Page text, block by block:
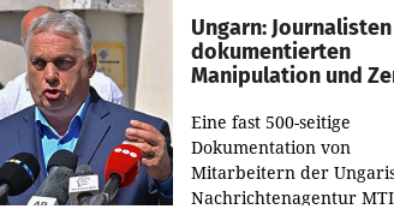
Agentur ihr
Ungarn: Journalisten
dokumentierten
Manipulation und
Eine fast 500-seitige
Dokumentation von
Mitarbeitern der
Nachrichtenagentur